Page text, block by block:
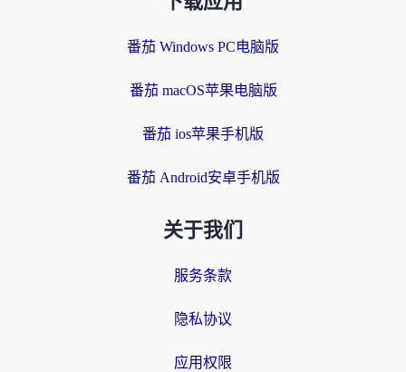
番茄 Windows PC电脑版
番茄 macOS苹果电脑版
番茄 ios苹果手机版
番茄 Android安卓手机版
关于我们
服务条款
隐私协议
应用权限